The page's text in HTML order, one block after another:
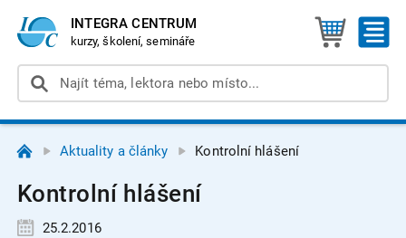
INTEGRA CENTRUM
kurzy, školení, semináře
Aktuality a články Kontrolní hlášení
Kontrolní hlášení
25.2.2016